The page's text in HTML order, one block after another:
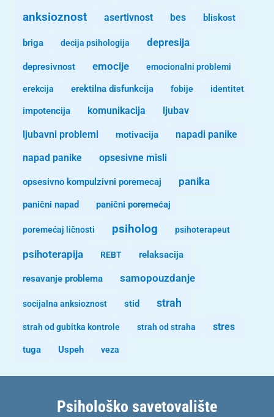
anksioznost asertivnost bes bliskost
briga decija psihologija depresija
depresivnost emocije emocionalni problemi
erekcija erektilna disfunkcija fobije identitet
impotencija komunikacija ljubav
ljubavni problemi motivacija napadi panike
napad panike opsesivne misli
opsesivno kompulzivni poremecaj panika
panični napad panični poremećaj
poremećaj ličnosti psiholog psihoterapeut
psihoterapija REBT relaksacija
resavanje problema samopouzdanje
socijalna anksioznost stid strah
strah od gubitka kontrole strah od straha stres
tuga Uspeh veza
Psihološko savetovalište